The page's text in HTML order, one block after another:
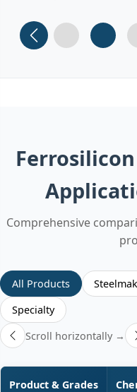
Slide 1 Slide 2
Comprehensive
All Products
Specialty
Scroll horizontally →
Product & Grades